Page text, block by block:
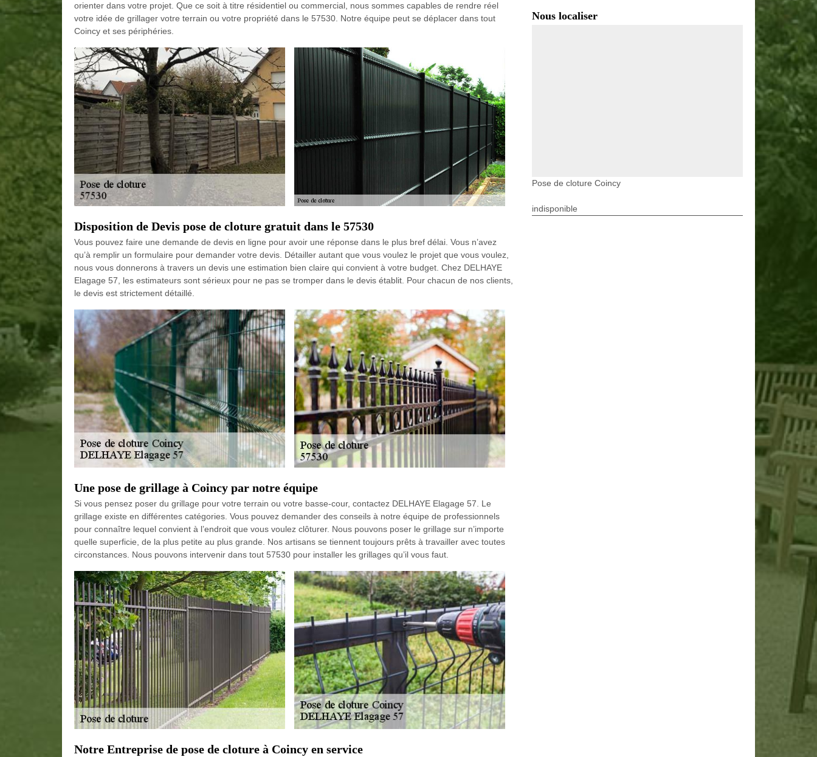
orienter dans votre projet. Que ce soit à titre résidentiel ou commercial, nous sommes capables de rendre réel
votre idée de grillager votre terrain ou votre propriété dans le 57530. Notre équipe peut se déplacer dans tout
Coincy et ses périphéries.
Disposition de Devis pose de cloture gratuit dans le 57530
Vous pouvez faire une demande de devis en ligne pour avoir une réponse dans le plus bref délai. Vous n’avez
qu’à remplir un formulaire pour demander votre devis. Détailler autant que vous voulez le projet que vous voulez,
nous vous donnerons à travers un devis une estimation bien claire qui convient à votre budget. Chez DELHAYE
Elagage 57, les estimateurs sont sérieux pour ne pas se tromper dans le devis établit. Pour chacun de nos clients,
le devis est strictement détaillé.
Une pose de grillage à Coincy par notre équipe
Si vous pensez poser du grillage pour votre terrain ou votre basse-cour, contactez DELHAYE Elagage 57. Le
grillage existe en différentes catégories. Vous pouvez demander des conseils à notre équipe de professionnels
pour connaître lequel convient à l’endroit que vous voulez clôturer. Nous pouvons poser le grillage sur n’importe
quelle superficie, de la plus petite au plus grande. Nos artisans se tiennent toujours prêts à travailler avec toutes
circonstances. Nous pouvons intervenir dans tout 57530 pour installer les grillages qu’il vous faut.
Notre Entreprise de pose de cloture à Coincy en service
Nous localiser
Pose de cloture Coincy
indisponible